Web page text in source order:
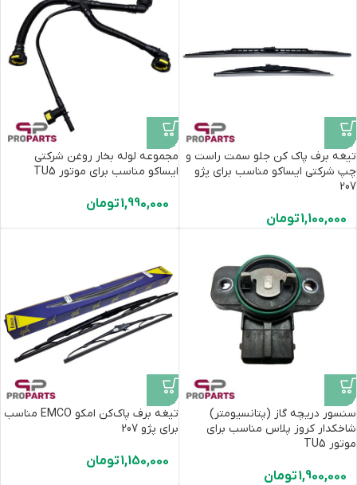
تیغه برف پاک کن جلو سمت راست و
چپ شرکتی ایساکو مناسب برای پژو
207
1,100,000تومان
مجموعه لوله بخار روغن شرکتی
ایساکو مناسب برای موتور TU5
1,990,000تومان
سنسور دریچه گاز (پتانسیومتر)
شاخکدار کروز پلاس مناسب برای
موتور TU5
1,900,000تومان
تیغه برف پاک‌کن امکو EMCO مناسب
برای پژو 207
1,150,000تومان